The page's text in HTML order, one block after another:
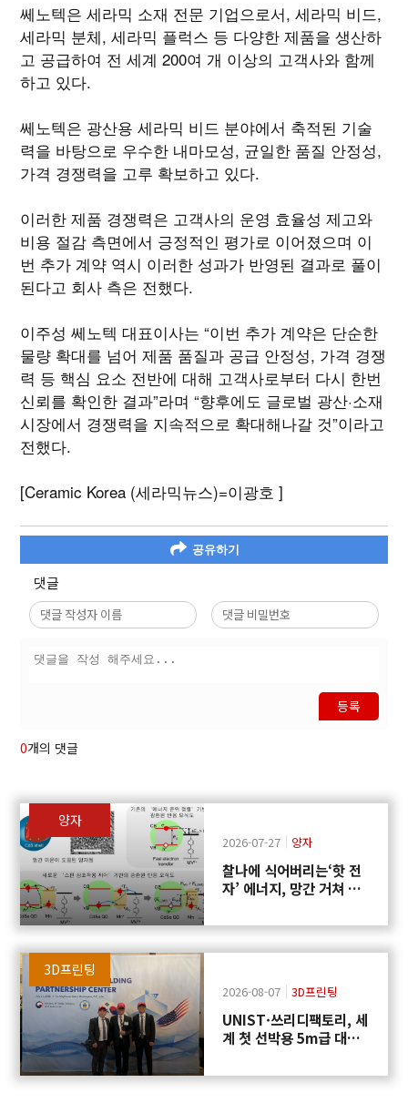
쎄노텍은 세라믹 소재 전문 기업으로서, 세라믹 비드,
세라믹 분체, 세라믹 플럭스 등 다양한 제품을 생산하
고 공급하여 전 세계 200여 개 이상의 고객사와 함께
하고 있다.
쎄노텍은 광산용 세라믹 비드 분야에서 축적된 기술
력을 바탕으로 우수한 내마모성, 균일한 품질 안정성,
가격 경쟁력을 고루 확보하고 있다.
이러한 제품 경쟁력은 고객사의 운영 효율성 제고와
비용 절감 측면에서 긍정적인 평가로 이어졌으며 이
번 추가 계약 역시 이러한 성과가 반영된 결과로 풀이
된다고 회사 측은 전했다.
이주성 쎄노텍 대표이사는 “이번 추가 계약은 단순한
물량 확대를 넘어 제품 품질과 공급 안정성, 가격 경쟁
력 등 핵심 요소 전반에 대해 고객사로부터 다시 한번
신뢰를 확인한 결과”라며 “향후에도 글로벌 광산·소재
시장에서 경쟁력을 지속적으로 확대해나갈 것”이라고
전했다.
[Ceramic Korea (세라믹뉴스)=이광호 ]
공유하기
댓글
등록
0개의 댓글
양자
2026-07-27 양자
찰나에 식어버리는‘핫 전
자’ 에너지, 망간 거쳐 화
3D프린팅
2026-08-07 3D프린팅
UNIST·쓰리디팩토리, 세
계 첫 선박용 5m급 대형